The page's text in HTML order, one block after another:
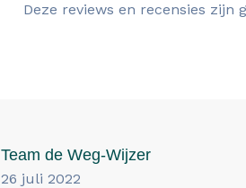
Deze reviews en recensies zijn
Team de Weg-Wijzer
26 juli 2022